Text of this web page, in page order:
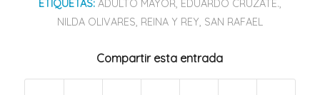
ETIQUETAS: ADULTO MAYOR, EDUARDO CRUZATE.,
NILDA OLIVARES, REINA Y REY, SAN RAFAEL
Compartir esta entrada